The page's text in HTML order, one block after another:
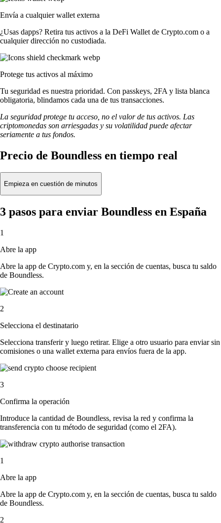
Envía a cualquier wallet externa
¿Usas dapps? Retira tus activos a la DeFi Wallet de Crypto.com o a
cualquier dirección no custodiada.
Protege tus activos al máximo
Tu seguridad es nuestra prioridad. Con passkeys, 2FA y lista blanca
obligatoria, blindamos cada una de tus transacciones.
La seguridad protege tu acceso, no el valor de tus activos. Las
criptomonedas son arriesgadas y su volatilidad puede afectar
seriamente a tus fondos.
Precio de Boundless en tiempo real
Empieza en cuestión de minutos
3 pasos para enviar Boundless en España
1
Abre la app
Abre la app de Crypto.com y, en la sección de cuentas, busca tu saldo
de Boundless.
2
Selecciona el destinatario
Selecciona transferir y luego retirar. Elige a otro usuario para enviar sin
comisiones o una wallet externa para envíos fuera de la app.
3
Confirma la operación
Introduce la cantidad de Boundless, revisa la red y confirma la
transferencia con tu método de seguridad (como el 2FA).
1
Abre la app
Abre la app de Crypto.com y, en la sección de cuentas, busca tu saldo
de Boundless.
2